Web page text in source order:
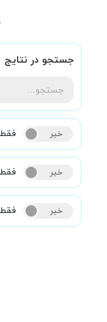
جستجو در نتایج
بله خیر
بله خیر
بله خیر